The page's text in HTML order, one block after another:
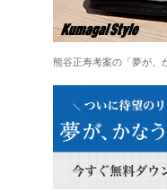
熊谷正寿考案の「夢が、